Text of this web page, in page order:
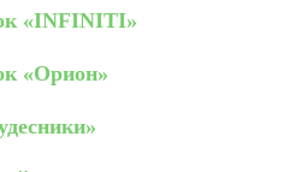
«INFINITI»
«Орион»